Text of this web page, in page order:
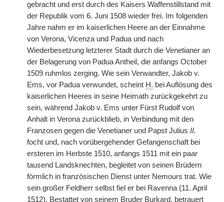
gebracht und erst durch des Kaisers Waffenstillstand mit
der Republik vom 6. Juni 1508 wieder frei. Im folgenden
Jahre nahm er im kaiserlichen Heere an der Einnahme
von Verona, Vicenza und Padua und nach
Wiederbesetzung letzterer Stadt durch die Venetianer an
der Belagerung von Padua Antheil, die anfangs October
1509 ruhmlos zerging. Wie sein Verwandter, Jakob v.
Ems, vor Padua verwundet, scheint H. bei Auflösung des
kaiserlichen Heeres in seine Heimath zurückgekehrt zu
sein, während Jakob v. Ems unter Fürst Rudolf von
Anhalt in Verona zurückblieb, in Verbindung mit den
Franzosen gegen die Venetianer und Papst Julius II.
focht und, nach vorübergehender Gefangenschaft bei
ersteren im Herbste 1510, anfangs 1511 mit ein paar
tausend Landsknechten, begleitet von seinen Brüdern
förmlich in französischen Dienst unter Nemours trat. Wie
sein großer Feldherr selbst fiel er bei Ravenna (11. April
1512). Bestattet von seinem Bruder Burkard, betrauert